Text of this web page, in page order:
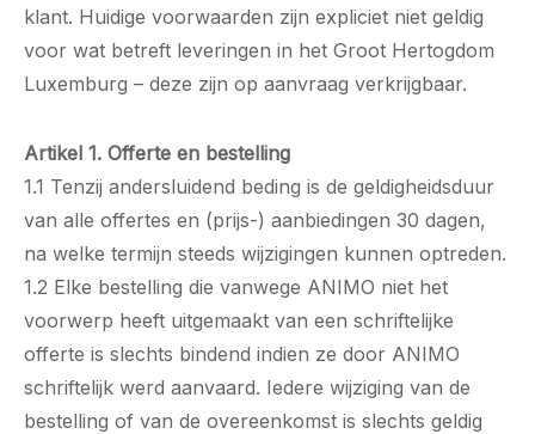
klant. Huidige voorwaarden zijn expliciet niet geldig
voor wat betreft leveringen in het Groot Hertogdom
Luxemburg – deze zijn op aanvraag verkrijgbaar.
​Artikel 1. Offerte en bestelling
1.1 Tenzij andersluidend beding is de geldigheidsduur
van alle offertes en (prijs-) aanbiedingen 30 dagen,
na welke termijn steeds wijzigingen kunnen optreden.
1.2 Elke bestelling die vanwege ANIMO niet het
voorwerp heeft uitgemaakt van een schriftelijke
offerte is slechts bindend indien ze door ANIMO
schriftelijk werd aanvaard. Iedere wijziging van de
bestelling of van de overeenkomst is slechts geldig